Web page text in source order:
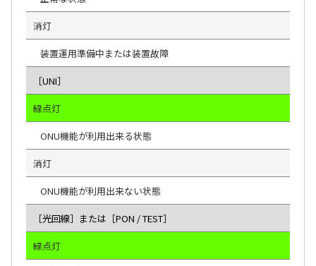
消灯
装置運用準備中または装置故障
［UNI］
緑点灯
ONU機能が利用出来る状態
消灯
ONU機能が利用出来ない状態
［光回線］または［PON / TEST］
緑点灯